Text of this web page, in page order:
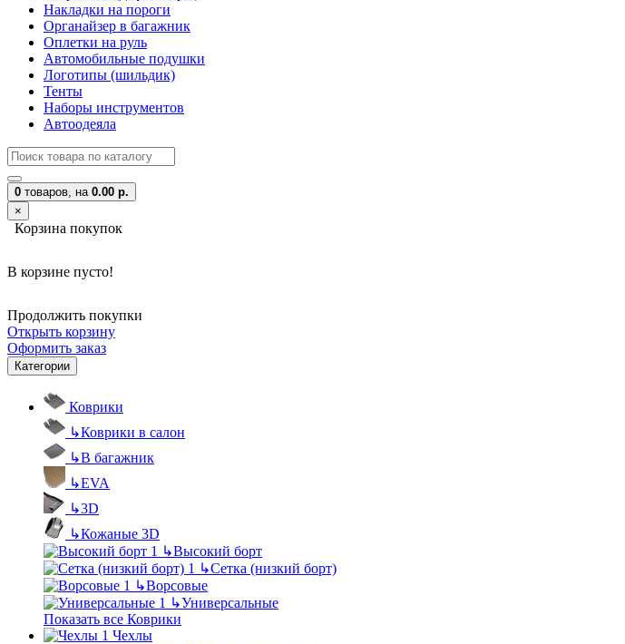
Накладки на пороги
Органайзер в багажник
Оплетки на руль
Автомобильные подушки
Логотипы (шильдик)
Тенты
Наборы инструментов
Автоодеяла
0 товаров, на 0.00 р.
×
Корзина покупок
В корзине пусто!
Продолжить покупки
Открыть корзину
Оформить заказ
Категории
Коврики
↳Коврики в салон
↳В багажник
↳EVA
↳3D
↳Кожаные 3D
↳Высокий борт
↳Сетка (низкий борт)
↳Ворсовые
↳Универсальные
Показать все Коврики
Чехлы